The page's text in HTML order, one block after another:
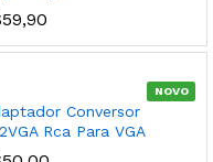
59,90
NOVO
Conversor
Rca Para VGA